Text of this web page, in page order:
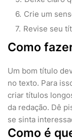
Crie um
Revise seu
Como
Um bom título
no texto. Para
criar títulos
da redação. Dê
se sinta
Como é